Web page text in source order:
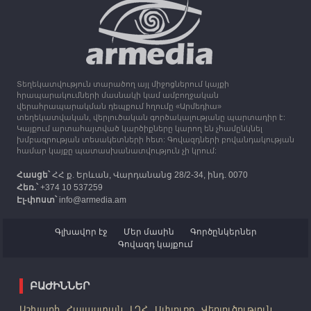
30.09.2023
Միացյալ Թագավորությունը 1 միլիոն ֆունտ
ստեռլինգ կհատկացնի՝ աջակցելու Լեռնային
Ղարաբաղից բռնի տեղահանվածներին
12:25 30.09.2023
Հայաստան է ժամանել բռնի տեղահանված 100
հազար 417 արցախցի
Տեղեկատվություն տարածող այլ միջոցներում կայքի
հրապարակումների մասնակի կամ ամբողջական
վերահրապարակման դեպքում հղումը «Արմեդիա»
տեղեկատվական, վերլուծական գործակալությանը պարտադիր է:
Կայքում արտահայտված կարծիքները կարող են չհամընկնել
խմբագրության տեսակետների հետ: Գովազդների բովանդակության
համար կայքը պատասխանատվություն չի կրում:
Հասցե՝ՀՀ ք. Երևան, Վարդանանց 28/2-34, ինդ. 0070
Հեռ.՝+374 10 537259
Էլ-փոստ՝info@armedia.am
Գլխավոր էջ Մեր մասին
Գործընկերներ
Գովազդ կայքում
ԲԱԺԻՆՆԵՐ